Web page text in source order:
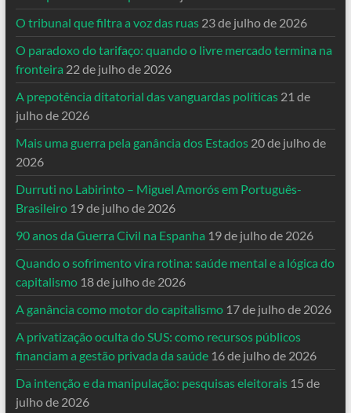
O tribunal que filtra a voz das ruas 23 de julho de 2026
O paradoxo do tarifaço: quando o livre mercado termina na
fronteira 22 de julho de 2026
A prepotência ditatorial das vanguardas políticas 21 de
julho de 2026
Mais uma guerra pela ganância dos Estados 20 de julho de
2026
Durruti no Labirinto – Miguel Amorós em Português-
Brasileiro 19 de julho de 2026
90 anos da Guerra Civil na Espanha 19 de julho de 2026
Quando o sofrimento vira rotina: saúde mental e a lógica do
capitalismo 18 de julho de 2026
A ganância como motor do capitalismo 17 de julho de 2026
A privatização oculta do SUS: como recursos públicos
financiam a gestão privada da saúde 16 de julho de 2026
Da intenção e da manipulação: pesquisas eleitorais 15 de
julho de 2026